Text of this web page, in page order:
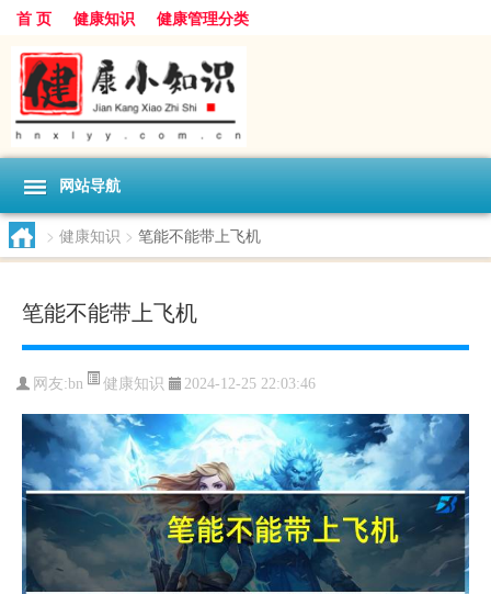
首 页 健康知识 健康管理分类
网站导航
> 健康知识 > 笔能不能带上飞机
笔能不能带上飞机
网友:bn 健康知识 2024-12-25 22:03:46